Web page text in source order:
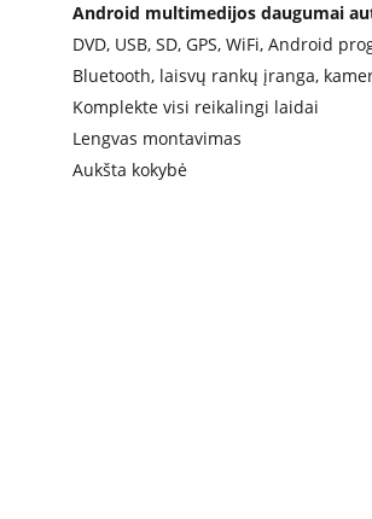
Android multimedijos daugumai
DVD, USB, SD, GPS, WiFi, Android
Bluetooth, laisvų rankų įranga,
Komplekte visi reikalingi laidai
Lengvas montavimas
Aukšta kokybė